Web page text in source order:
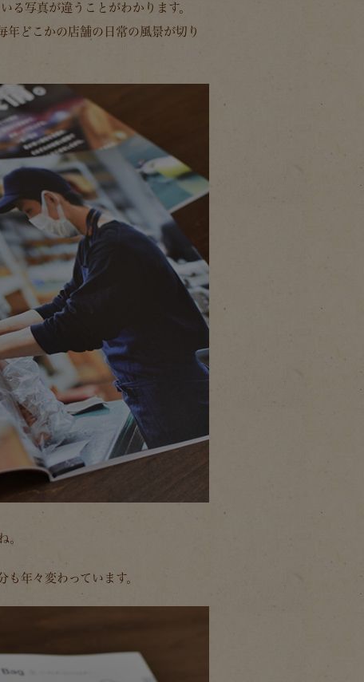
る写真が違うことがわかります。
年どこかの店舗の日常の風景が切り
。
年々変わっています。